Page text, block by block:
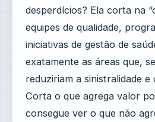
desperdícios? Ela corta na
equipes de qualidade,
iniciativas de gestão de
exatamente as áreas que,
reduziriam a sinistralidade
Corta o que agrega valor
consegue ver o que não